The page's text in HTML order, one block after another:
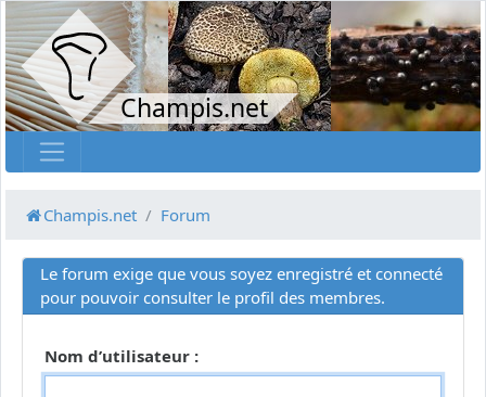
Champis.net
Champis.net Forum
Le forum exige que vous soyez enregistré et connecté
pour pouvoir consulter le profil des membres.
Nom d’utilisateur :